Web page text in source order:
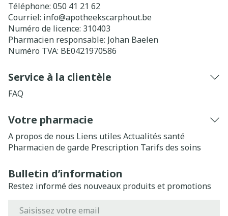
Téléphone: 050 41 21 62
Courriel: info@apotheekscarphout.be
Numéro de licence: 310403
Pharmacien responsable: Johan Baelen
Numéro TVA: BE0421970586
Service à la clientèle
FAQ
Votre pharmacie
A propos de nous Liens utiles Actualités santé
Pharmacien de garde Prescription Tarifs des soins
Bulletin d’information
Restez informé des nouveaux produits et promotions